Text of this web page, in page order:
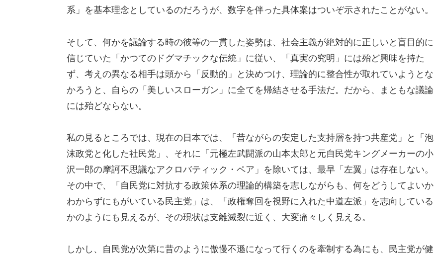
系」を基本理念としているのだろうが、数字を伴った具体案はついぞ示されたことがない。
そして、何かを議論する時の彼等の一貫した姿勢は、社会主義が絶対的に正しいと盲目的に
信じていた「かつてのドグマチックな伝統」に従い、「真実の究明」には殆ど興味を持た
ず、考えの異なる相手は頭から「反動的」と決めつけ、理論的に整合性が取れていようとな
かろうと、自らの「美しいスローガン」に全てを帰結させる手法だ。だから、まともな議論
には殆どならない。
私の見るところでは、現在の日本では、「昔ながらの安定した支持層を持つ共産党」と「泡
沫政党と化した社民党」、それに「元極左武闘派の山本太郎と元自民党キングメーカーの小
沢一郎の摩訶不思議なアクロバティック・ペア」を除いては、最早「左翼」は存在しない。
その中で、「自民党に対抗する政策体系の理論的構築を志しながらも、何をどうしてよいか
わからずにもがいている民主党」は、「政権奪回を視野に入れた中道左派」を志向している
かのようにも見えるが、その現状は支離滅裂に近く、大変痛々しく見える。
しかし、自民党が次第に昔のように傲慢不遜になって行くのを牽制する為にも、民主党が健